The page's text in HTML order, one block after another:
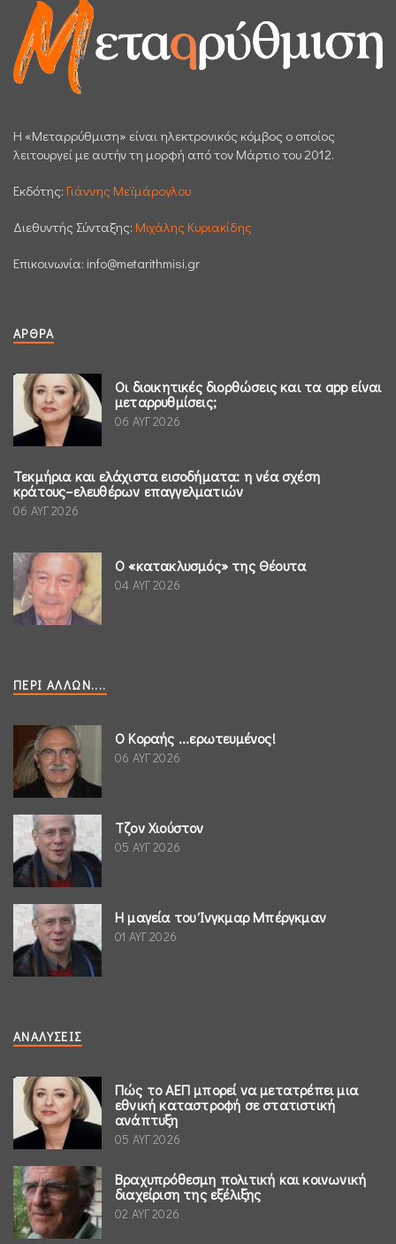
H «Μεταρρύθμιση» είναι ηλεκτρονικός κόμβος ο οποίος
λειτουργεί με αυτήν τη μορφή από τον Μάρτιο του 2012.
Εκδότης: Γιάννης Μεϊμάρογλου
Διεθυντής Σύνταξης: Μιχάλης Κυριακίδης
Επικοινωνία: info@metarithmisi.gr
ΆΡΘΡΑ
Οι διοικητικές διορθώσεις και τα app είναι
μεταρρυθμίσεις;
06 ΑΥΓ 2026
Τεκμήρια και ελάχιστα εισοδήματα: η νέα σχέση
κράτους–ελευθέρων επαγγελματιών
06 ΑΥΓ 2026
Ο «κατακλυσμός» της Θέουτα
04 ΑΥΓ 2026
ΠΕΡΊ ΆΛΛΩΝ....
Ο Κοραής ...ερωτευμένος!
06 ΑΥΓ 2026
Τζον Χιούστον
05 ΑΥΓ 2026
Η μαγεία του Ίνγκμαρ Μπέργκμαν
01 ΑΥΓ 2026
ΑΝΑΛΎΣΕΙΣ
Πώς το ΑΕΠ μπορεί να μετατρέπει μια
εθνική καταστροφή σε στατιστική
ανάπτυξη
05 ΑΥΓ 2026
Βραχυπρόθεσμη πολιτική και κοινωνική
διαχείριση της εξέλιξης
02 ΑΥΓ 2026